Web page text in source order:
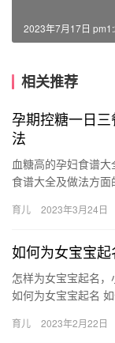
2023年7月17日
相关推荐
孕期控糖一日
法
血糖高的孕妇食谱
食谱大全及做法方
育儿 2023年3月24日
如何为女宝宝
怎样为女宝宝起名
如何为女宝宝起名
育儿 2023年2月22日